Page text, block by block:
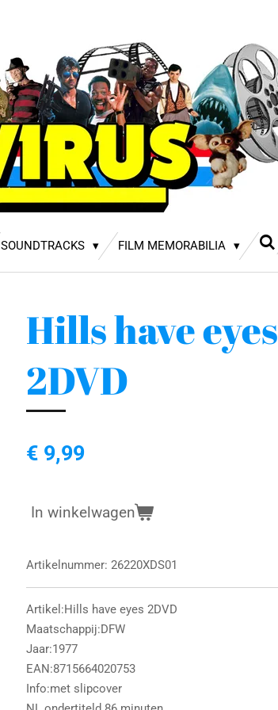
SOUNDTRACKS FILM MEMORABILIA
Hills have eyes
2DVD
€ 9,99
In winkelwagen
Artikelnummer: 26220XDS01
Artikel:Hills have eyes 2DVD
Maatschappij:DFW
Jaar:1977
EAN:8715664020753
Info:met slipcover